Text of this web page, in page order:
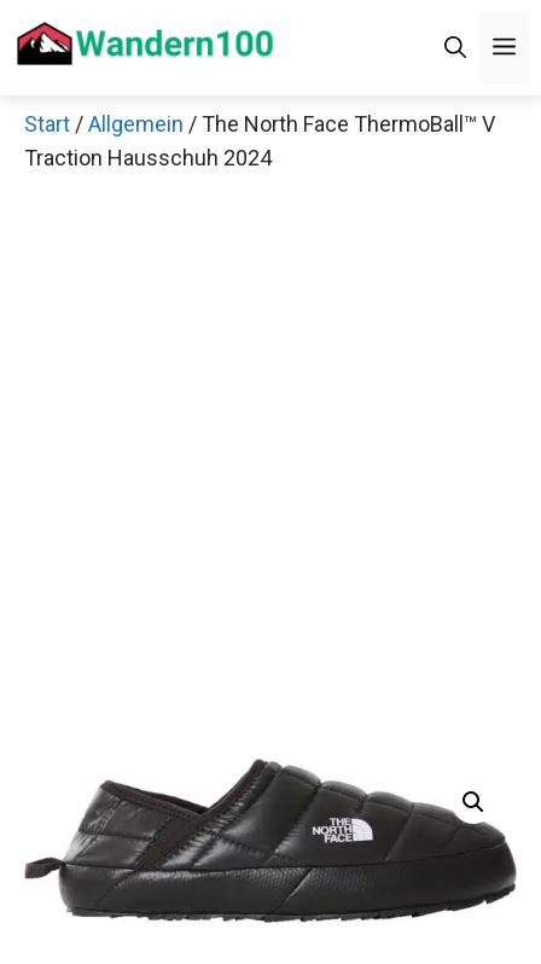
Inhalt
Start /Allgemein / The North Face ThermoBall™ V
Traction Hausschuh 2024